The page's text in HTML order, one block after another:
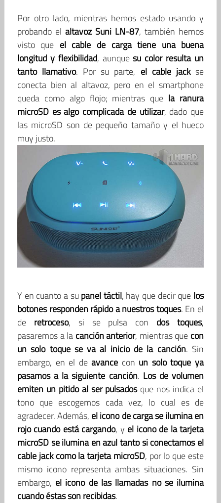
Por otro lado, mientras hemos estado usando y
probando el altavoz Suni LN-87, también hemos
visto que el cable de carga tiene una buena
longitud y flexibilidad, aunquesu color resulta un
tanto llamativo. Por su parte, el cable jackse
conecta bien al altavoz, pero en el smartphone
queda como algo flojo; mientras que la ranura
microSD es algo complicada de utilizar, dado que
las microSD son de pequeño tamaño y el hueco
muy justo.
Y en cuanto a su panel táctil, hay que decir que los
botones responden rápido a nuestros toques. En el
de retroceso, si se pulsa con dos toques,
pasaremos a la canción anterior, mientras que con
un solo toque se va al inicio de la canción. Sin
embargo, en el deavance con un solo toque ya
pasamos a la siguiente canción. Los de volumen
emiten un pitido al ser pulsadosque nos indica el
tono que escogemos cada vez, lo cual es de
agradecer. Además, el icono de carga se ilumina en
rojo cuando está cargando, y el icono de la tarjeta
microSD se ilumina en azul tanto si conectamos el
cable jack como la tarjeta microSD, por lo que este
mismo icono representa ambas situaciones. Sin
embargo, el icono de las llamadas no se ilumina
cuando éstas son recibidas.